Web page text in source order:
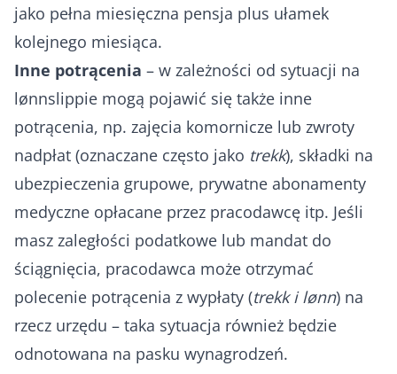
jako pełna miesięczna pensja plus ułamek
kolejnego miesiąca.
Inne potrącenia – w zależności od sytuacji na
lønnslippie mogą pojawić się także inne
potrącenia, np. zajęcia komornicze lub zwroty
nadpłat (oznaczane często jako trekk), składki na
ubezpieczenia grupowe, prywatne abonamenty
medyczne opłacane przez pracodawcę itp. Jeśli
masz zaległości podatkowe lub mandat do
ściągnięcia, pracodawca może otrzymać
polecenie potrącenia z wypłaty (trekk i lønn) na
rzecz urzędu – taka sytuacja również będzie
odnotowana na pasku wynagrodzeń.